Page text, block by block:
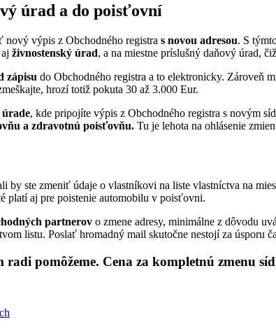
úrad a do poisťovní
nový výpis z Obchodného registra s novou adresou. S
živnostenský úrad, a na miestne príslušný daňový úrad,
zápisu do Obchodného registra a to elektronicky. Zároveň
hrozí totiž pokuta 30 až 3.000 Eur.
úrade, kde pripojíte výpis z Obchodného registra s novým
a zdravotnú poisťovňu. Tu je lehota na ohlásenie
ste zmeniť údaje o vlastníkovi na liste vlastníctva na
platí aj pre poistenie automobilu v poisťovni.
partnerov o zmene adresy, minimálne z dôvodu
listu. Poslať hromadný mail skutočne nestojí za úsporu
pomôžeme. Cena za kompletnú zmenu